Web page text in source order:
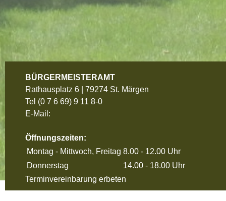
BÜRGERMEISTERAMT
Rathausplatz 6 | 79274 St. Märgen
Tel (0 7 6 69) 9 11 8-0
E-Mail:
Öffnungszeiten:
Montag - Mittwoch, Freitag 8.00 - 12.00 Uhr
Donnerstag
14.00 - 18.00 Uhr
Terminvereinbarung erbeten